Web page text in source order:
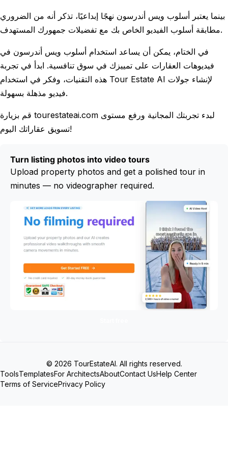
بينما يعتبر أسلوب ويس أندرسون نهجًا إبداعيًا، تذكر أنه من الضروري
مطابقة أسلوب الفيديو الخاص بك مع تفضيلات جمهورك المستهدف.
في الختام، يمكن أن يساعد استخدام أسلوب ويس أندرسون في
فيديوهات العقارات على تمييزك في سوق تنافسية. ابدأ في تجربة
هذه التقنيات، وفكر في استخدام Tour Estate AI لإنشاء جولات
فيديو مذهلة بسهولة.
قم بزيارة tourestateai.com لبدء تجربتك المجانية ورفع مستوى
تسويق عقاراتك اليوم!
Turn listing photos into video tours
Upload property photos and get a polished tour in
minutes — no videographer required.
© 2026 TourEstateAI. All rights reserved.
ToolsTemplatesFor ArchitectsAboutContact UsHelp Center
Terms of ServicePrivacy Policy